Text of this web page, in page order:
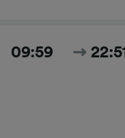
09:59 22:51